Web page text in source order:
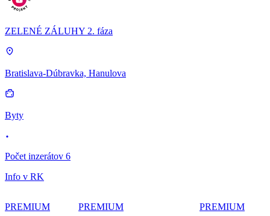
ZELENÉ ZÁLUHY 2. fáza
Bratislava-Dúbravka, Hanulova
Byty
Počet inzerátov 6
Info v RK
PREMIUM PREMIUM PREMIUM